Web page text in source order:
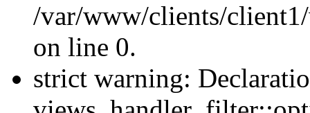
/var/www/clients/
on line 0.
strict warning: